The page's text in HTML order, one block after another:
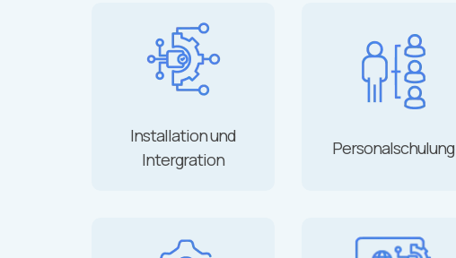
Installation und
Intergration
Personalschulung